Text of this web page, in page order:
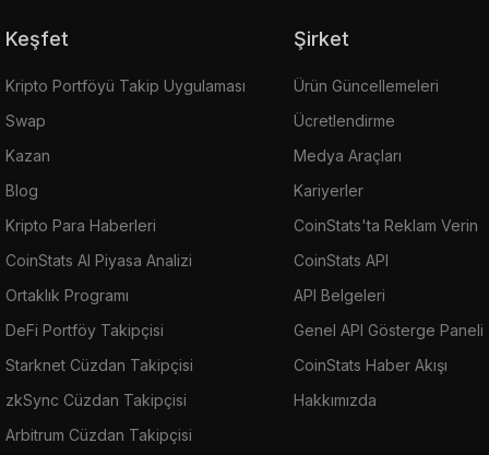
Keşfet
Kripto Portföyü Takip Uygulaması
Swap
Kazan
Blog
Kripto Para Haberleri
CoinStats AI Piyasa Analizi
Ortaklık Programı
DeFi Portföy Takipçisi
Starknet Cüzdan Takipçisi
zkSync Cüzdan Takipçisi
Arbitrum Cüzdan Takipçisi
Şirket
Ürün Güncellemeleri
Ücretlendirme
Medya Araçları
Kariyerler
CoinStats'ta Reklam Verin
CoinStats API
API Belgeleri
Genel API Gösterge Paneli
CoinStats Haber Akışı
Hakkımızda